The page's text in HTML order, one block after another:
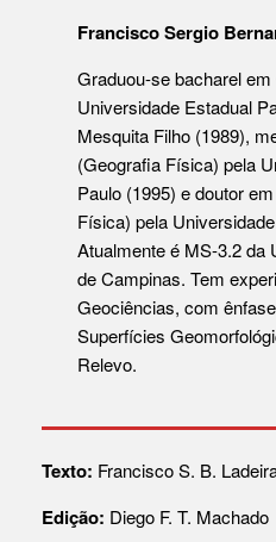
Francisco Sergio
Graduou-se bacharel
Universidade Estadual
Mesquita Filho (1989),
(Geografia Física) pela
Paulo (1995) e doutor
Física) pela
Atualmente é MS-3.2 da
de Campinas. Tem
Geociências, com
Superfícies
Relevo.
Texto: Francisco S. B.
Edição: Diego F. T. Machado